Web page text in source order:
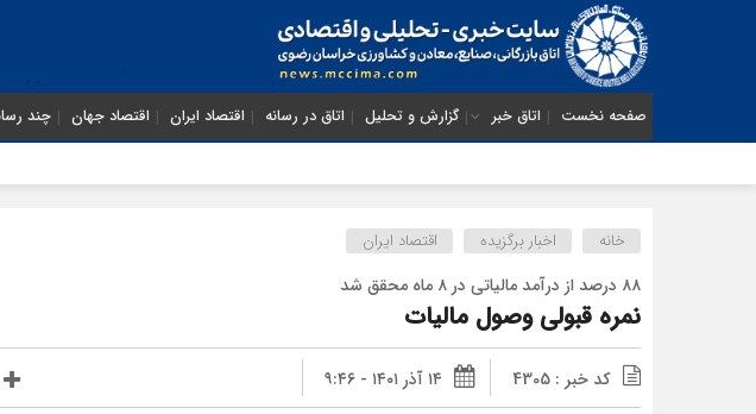
صفحه نخست اتاق خبر گزارش و تحلیل اتاق در رسانه اقتصاد ایران اقتصاد جهان چند
خانه اخبار برگزیده اقتصاد ایران
۸۸ درصد از درآمد مالیاتی در ۸ ماه محقق شد
نمره قبولی وصول مالیات
کد خبر : 4305 ۱۴ آذر ۱۴۰۱ - ۹:۴۶